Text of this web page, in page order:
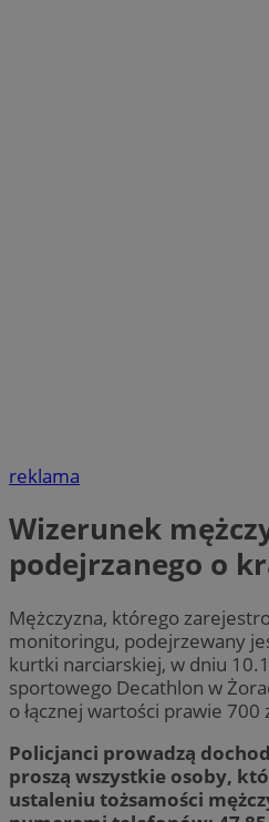
reklama
Wizerunek
podejrzanego o
Mężczyzna, którego
monitoringu, podejrzewany
kurtki narciarskiej, w dniu
sportowego Decathlon w
o łącznej wartości prawie 700
Policjanci prowadzą
proszą wszystkie osoby,
ustaleniu tożsamości